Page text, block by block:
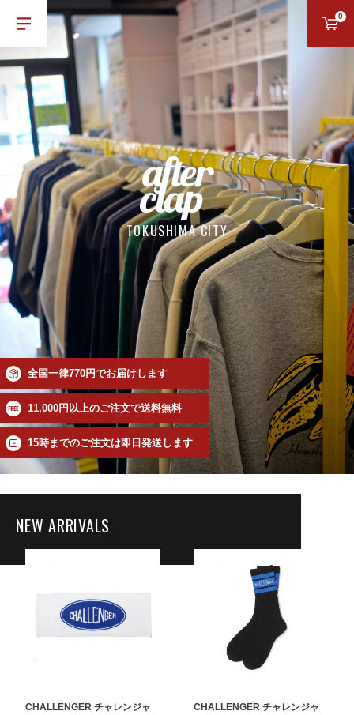
0
TOKUSHIMA CITY
全国一律770円でお届けします
11,000円以上のご注文で送料無料
15時までのご注文は即日発送します
NEW ARRIVALS
CHALLENGER チャレンジャ
CHALLENGER チャレンジャ